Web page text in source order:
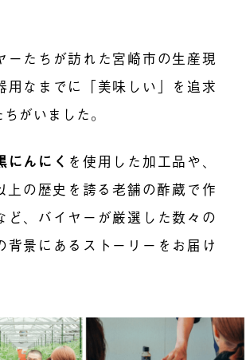
ーたちが訪れた宮崎市の生産現
用なまでに「美味しい」を追求
がいました。
にんにく を使用した加工品や、
の歴史を誇る老舗の酢蔵で作
ど、バイヤーが厳選した数々の
背景にあるストーリーをお届け